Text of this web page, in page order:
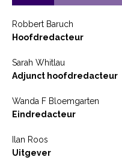
Robbert Baruch
Hoofdredacteur
Sarah Whitlau
Adjunct hoofdredacteur
Wanda F Bloemgarten
Eindredacteur
Ilan Roos
Uitgever